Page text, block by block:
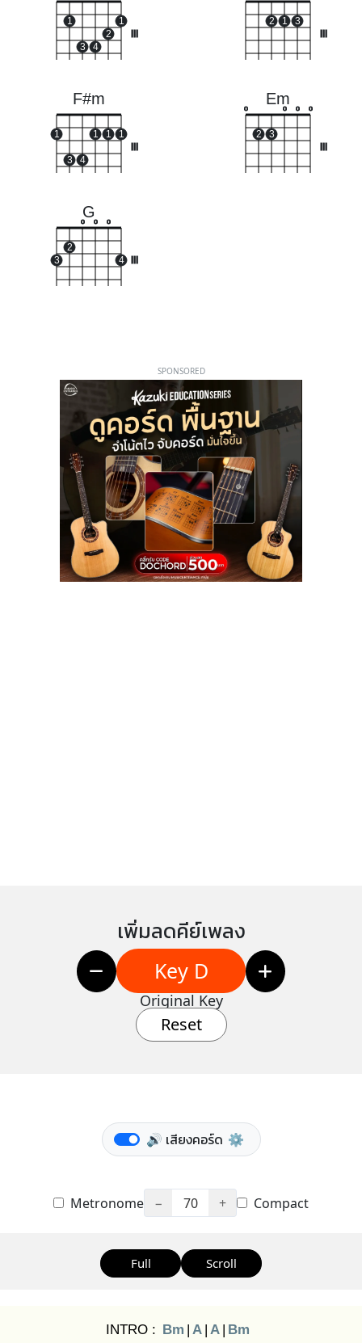
1
3 4
2
1 2 1 3
F#m
1
3 4
1 1 1
Em
o
2 3
o o o
G
3
2
o o o
4
SPONSORED
เพิ่มลดคีย์เพลง
Key D
Original Key
Reset
🔊 เสียงคอร์ด ⚙️
Metronome − 70 + Compact
Full Scroll
INTRO : Bm | A | A | Bm